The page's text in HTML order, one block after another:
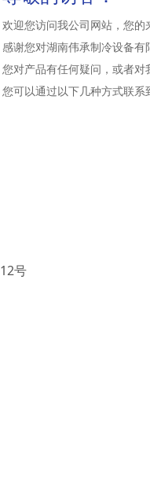
欢迎您访问我公司网站，您的
感谢您对湖南伟承制冷设备
您对产品有任何疑问，或者
您可以通过以下几种方式联系
号